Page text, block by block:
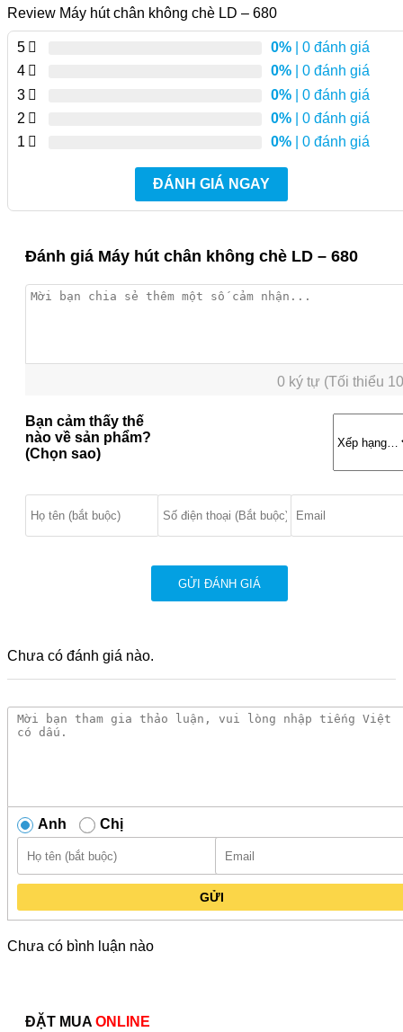
Review Máy hút chân không chè LD – 680
5 0% | 0 đánh giá
4
0% | 0 đánh giá
3
0% | 0 đánh giá
2
0% | 0 đánh giá
1
0% | 0 đánh giá
ĐÁNH GIÁ NGAY
Đánh giá Máy hút chân không chè LD – 680
0 ký tự (Tối thiểu
Bạn cảm thấy thế
nào về sản phẩm?
(Chọn sao)
Chưa có đánh giá nào.
Anh Chị
GỬI
Chưa có bình luận nào
ĐẶT MUA ONLINE